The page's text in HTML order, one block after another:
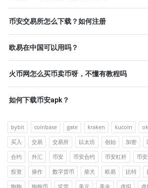
币安交易所怎么下载？如何注册
欧易在中国可以用吗？
火币网怎么买币卖币呀，不懂有教程吗
如何下载币安apk？
bybit coinbase gate kraken kucoin
买入
交易 交易所 以太坊 创始 加密
合约
外汇 币安 币安合约 币安杠杆 币
投资
操作 数字货币 柴犬 欧易 比特
狗狗
狗狗币 监管 美元 美金 虚拟 虚